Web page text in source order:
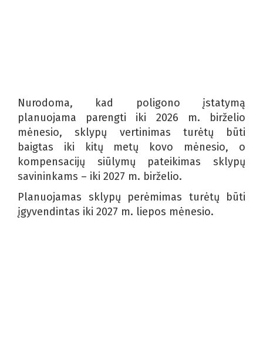
Nurodoma, kad poligono įstatymą
planuojama parengti iki 2026 m. birželio
mėnesio, sklypų vertinimas turėtų būti
baigtas iki kitų metų kovo mėnesio, o
kompensacijų siūlymų pateikimas sklypų
savininkams – iki 2027 m. birželio.
Planuojamas sklypų perėmimas turėtų būti
įgyvendintas iki 2027 m. liepos mėnesio.